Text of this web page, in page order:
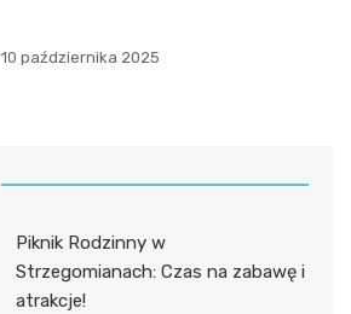
10 października 2025
Piknik Rodzinny w
Strzegomianach: Czas na zabawę i
atrakcje!